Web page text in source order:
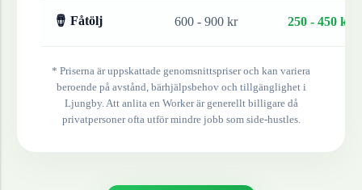
🪘 Fåtölj 600 - 900 kr 250 - 450 kr
* Priserna är uppskattade genomsnittspriser och kan variera
beroende på avstånd, bärhjälpsbehov och tillgänglighet i
Ljungby. Att anlita en Worker är generellt billigare då
privatpersoner ofta utför mindre jobb som side-hustles.